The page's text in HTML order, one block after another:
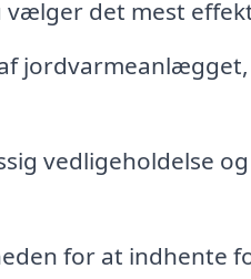
vælger det mest
vedligeholdelse
for at indhente